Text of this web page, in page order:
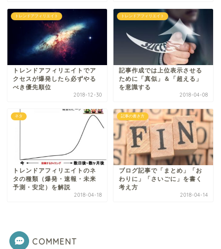
トレンドアフィリエイト
トレンドアフィリエイトでア
クセスが爆発したら必ずやる
べき優先順位
2018-12-30
トレンドアフィリエイト
記事作成では上位表示させる
ために「真似」＆「超える」
を意識する
2018-04-08
ネタ
トレンドアフィリエイトのネ
タの種類（爆発・速報・未来
予測・安定）を解説
2018-04-18
記事の書き方
ブログ記事で「まとめ」「お
わりに」「さいごに」を書く
考え方
2018-04-14
COMMENT